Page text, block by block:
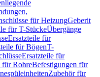
für HeizungGeberit
für T-StückeÜbergänge
Ersatzteile für
für BögenT-
Ersatzteile für
für RohreBefestigungen für
Zubehör für